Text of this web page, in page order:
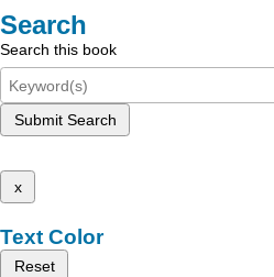
Search
Search this book
Submit Search
x
Text Color
Reset